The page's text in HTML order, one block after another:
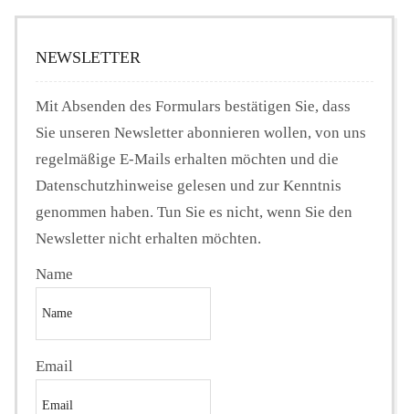
NEWSLETTER
Mit Absenden des Formulars bestätigen Sie, dass
Sie unseren Newsletter abonnieren wollen, von uns
regelmäßige E-Mails erhalten möchten und die
Datenschutzhinweise gelesen und zur Kenntnis
genommen haben. Tun Sie es nicht, wenn Sie den
Newsletter nicht erhalten möchten.
Name
Email